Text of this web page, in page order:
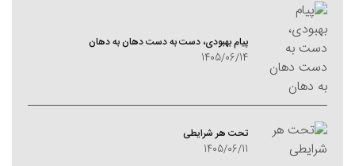
پیام بهبودی، دست به دست دهان به دهان
1405/06/14
تحت هر شرایطی
1405/06/11